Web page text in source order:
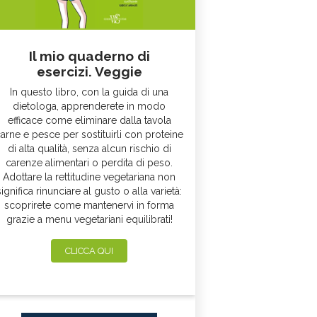
Il mio quaderno di
esercizi. Veggie
In questo libro, con la guida di una
dietologa, apprenderete in modo
efficace come eliminare dalla tavola
e pesce per sostituirli con proteine
di alta qualità, senza alcun rischio di
carenze alimentari o perdita di peso.
Adottare la rettitudine vegetariana non
rinunciare al gusto o alla varietà:
scoprirete come mantenervi in forma
grazie a menu vegetariani equilibrati!
CLICCA QUI